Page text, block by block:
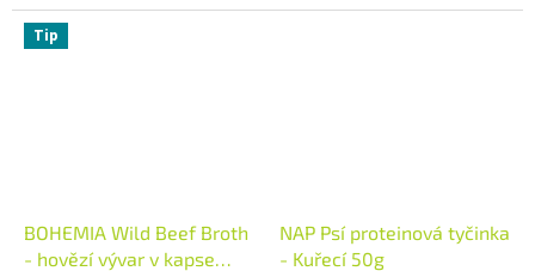
Tip
BOHEMIA Wild Beef Broth
- hovězí vývar v kapse
NAP Psí proteinová tyčinka
- Kuřecí 50g